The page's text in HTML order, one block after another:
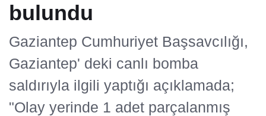
bulundu
Gaziantep Cumhuriyet Başsavcılığı,
Gaziantep' deki canlı bomba
saldırıyla ilgili yaptığı açıklamada;
"Olay yerinde 1 adet parçalanmış